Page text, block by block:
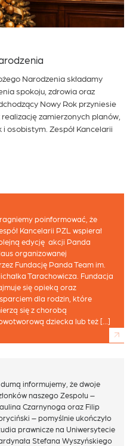
Narodzenia składamy
spokoju, zdrowia oraz
Nowy Rok przyniesie
zamierzonych planów,
osobistym. Zespół Kancelarii
poinformować, że
Kancelarii PZL wspierał
edycję akcji Panda
organizowanej
Fundację Panda Team im.
Tarachowicza. Fundacja
się opieką oraz
dla rodzin, które
się z chorobą
dziecka lub też […]
informujemy, że dwoje
naszego Zespołu –
Czarnynoga oraz Filip
– pomyślnie ukończyło
prawnicze na Uniwersytecie
Stefana Wyszyńskiego